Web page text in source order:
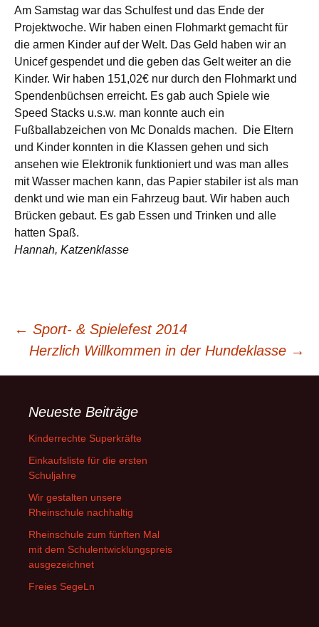
Am Samstag war das Schulfest und das Ende der
Projektwoche. Wir haben einen Flohmarkt gemacht für
die armen Kinder auf der Welt. Das Geld haben wir an
Unicef gespendet und die geben das Gelt weiter an die
Kinder. Wir haben 151,02€ nur durch den Flohmarkt und
Spendenbüchsen erreicht. Es gab auch Spiele wie
Speed Stacks u.s.w. man konnte auch ein
Fußballabzeichen von Mc Donalds machen. Die Eltern
und Kinder konnten in die Klassen gehen und sich
ansehen wie Elektronik funktioniert und was man alles
mit Wasser machen kann, das Papier stabiler ist als man
denkt und wie man ein Fahrzeug baut. Wir haben auch
Brücken gebaut. Es gab Essen und Trinken und alle
hatten Spaß.
Hannah, Katzenklasse
Beitragsnavigation
← Sport- & Spielefest 2014
Herzlich Willkommen in der Hundeklasse →
Neueste Beiträge
Kinderrechte Superkräfte
Einkaufsliste für die ersten
Schuljahre
Wir gestalten unsere
Rheinschule nachhaltig
Rheinschule zum fünften Mal
mit dem Schulentwicklungspreis
ausgezeichnet
Freies SegeLn